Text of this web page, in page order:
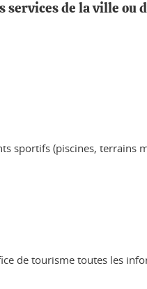
services de la ville
sportifs (piscines,
de tourisme toutes les